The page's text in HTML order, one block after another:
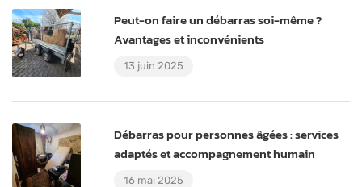
Peut-on faire un débarras soi-même ?
Avantages et inconvénients
13 juin 2025
Débarras pour personnes âgées : services
adaptés et accompagnement humain
16 mai 2025